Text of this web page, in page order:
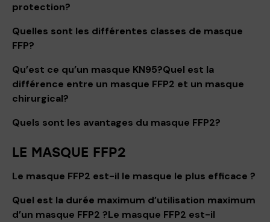
protection?
Quelles sont les différentes classes de masque
FFP?
Qu’est ce qu’un masque KN95?Quel est la
différence entre un masque FFP2 et un masque
chirurgical?
Quels sont les avantages du masque FFP2?
LE MASQUE FFP2
Le masque FFP2 est-il le masque le plus efficace ?
Quel est la durée maximum d’utilisation maximum
d’un masque FFP2 ?Le masque FFP2 est-il